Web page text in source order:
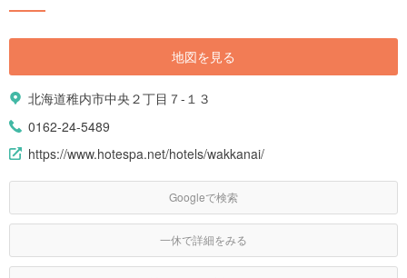
地図を見る
北海道稚内市中央２丁目７-１３
0162-24-5489
https://www.hotespa.net/hotels/wakkanai/
Googleで検索
一休で詳細をみる